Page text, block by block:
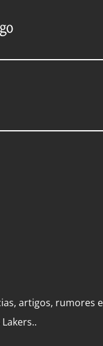
artigos, rumores e